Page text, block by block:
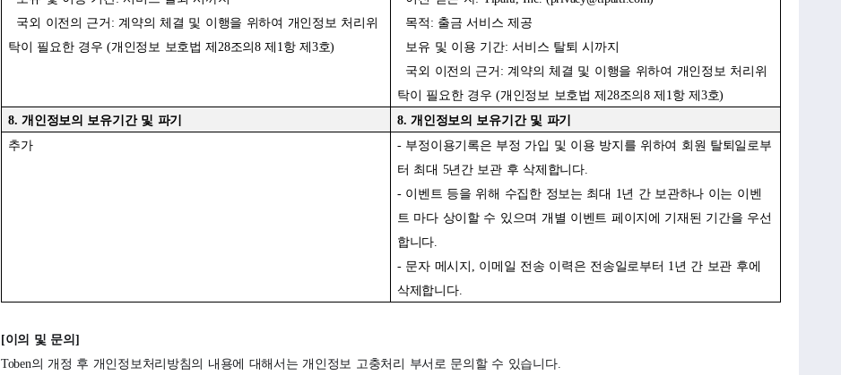
국외 이전의 근거: 계약의 체결 및 이행을 위하여 개인정보 처리위
탁이 필요한 경우 (개인정보 보호법 제28조의8 제1항 제3호)
목적: 출금 서비스 제공
보유 및 이용 기간: 서비스 탈퇴 시까지
국외 이전의 근거: 계약의 체결 및 이행을 위하여 개인정보 처리위
탁이 필요한 경우 (개인정보 보호법 제28조의8 제1항 제3호)
8.개인정보의 보유기간 및 파기 8.개인정보의 보유기간 및 파기
추가
- 부정이용기록은 부정 가입 및 이용 방지를 위하여 회원 탈퇴일로부
터 최대 5년간 보관 후 삭제합니다.
- 이벤트 등을 위해 수집한 정보는 최대 1년 간 보관하나 이는 이벤
트 마다 상이할 수 있으며 개별 이벤트 페이지에 기재된 기간을 우선
합니다.
- 문자 메시지, 이메일 전송 이력은 전송일로부터 1년 간 보관 후에
삭제합니다.
[이의 및 문의]
Toben의 개정 후 개인정보처리방침의 내용에 대해서는 개인정보 고충처리 부서로 문의할 수 있습니다.